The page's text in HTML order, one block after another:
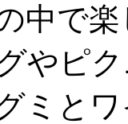
中で
やピ
ミと